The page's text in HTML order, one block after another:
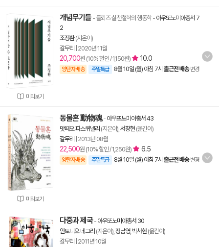
미리보기
개념무기들 - 들뢰즈 실천철학의 행동학- 아우또노미아총서 7
2
조정환(지은이)
갈무리
2020년 11월
20,700원 (10% 할인 / 1,150원) 10.0
양탄자배송 주말특급 8월 10일 (월) 아침 7시 출근전 배송 변경
미리보기
동물혼 動物魂- 아우또노미아총서 43
맛떼오 파스퀴넬리 (지은이), 서창현 (옮긴이)
갈무리
2013년 08월
22,500원 (10% 할인 / 1,250원) 6.5
양탄자배송 주말특급 8월 10일 (월) 아침 7시 출근전 배송 변경
다중과 제국- 아우또노미아총서 30
안토니오 네그리 (지은이), 정남영, 박서현 (옮긴이)
갈무리
2011년 10월